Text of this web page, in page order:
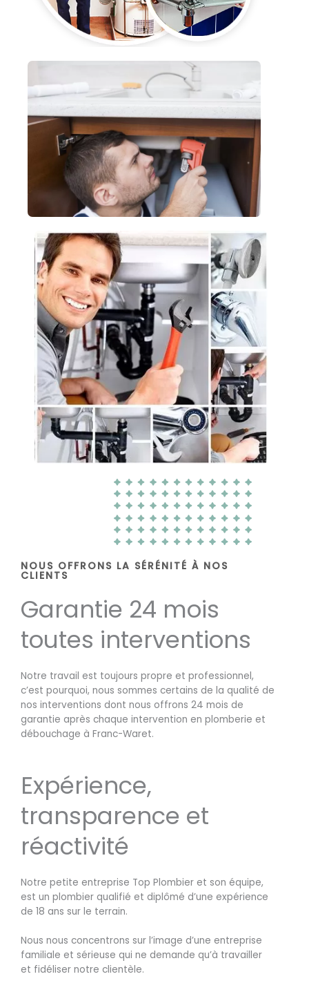
NOUS OFFRONS LA SÉRÉNITÉ À NOS
CLIENTS
Garantie 24 mois
toutes interventions
Notre travail est toujours propre et professionnel,
c’est pourquoi, nous sommes certains de la qualité de
nos interventions dont nous offrons 24 mois de
garantie après chaque intervention en plomberie et
débouchage à Franc-Waret.
Expérience,
transparence et
réactivité
Notre petite entreprise Top Plombier et son équipe,
est un plombier qualifié et diplômé d’une expérience
de 18 ans sur le terrain.
Nous nous concentrons sur l’image d’une entreprise
familiale et sérieuse qui ne demande qu’à travailler
et fidéliser notre clientèle.